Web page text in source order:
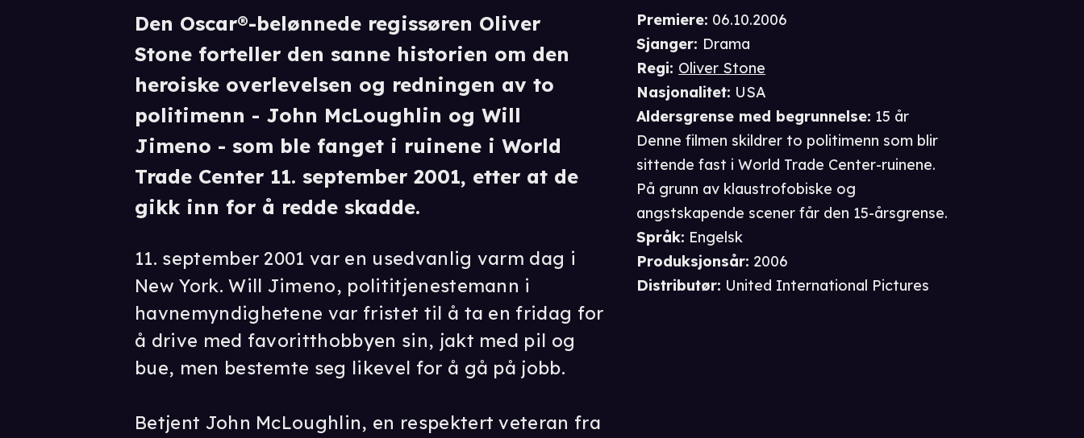
Premiere: 06.10.2006
Sjanger: Drama
Regi: Oliver Stone
Nasjonalitet: USA
Aldersgrense med begrunnelse: 15 år
Denne filmen skildrer to politimenn som blir
sittende fast i World Trade Center-ruinene.
På grunn av klaustrofobiske og
angstskapende scener får den 15-årsgrense.
Språk: Engelsk
Produksjonsår: 2006
Distributør: United International Pictures
Den Oscar®-belønnede regissøren Oliver
Stone forteller den sanne historien om den
heroiske overlevelsen og redningen av to
politimenn - John McLoughlin og Will
Jimeno - som ble fanget i ruinene i World
Trade Center 11. september 2001, etter at de
gikk inn for å redde skadde.
11. september 2001 var en usedvanlig varm dag i
New York. Will Jimeno, polititjenestemann i
havnemyndighetene var fristet til å ta en fridag for
å drive med favoritthobbyen sin, jakt med pil og
bue, men bestemte seg likevel for å gå på jobb.
Betjent John McLoughlin, en respektert veteran fra